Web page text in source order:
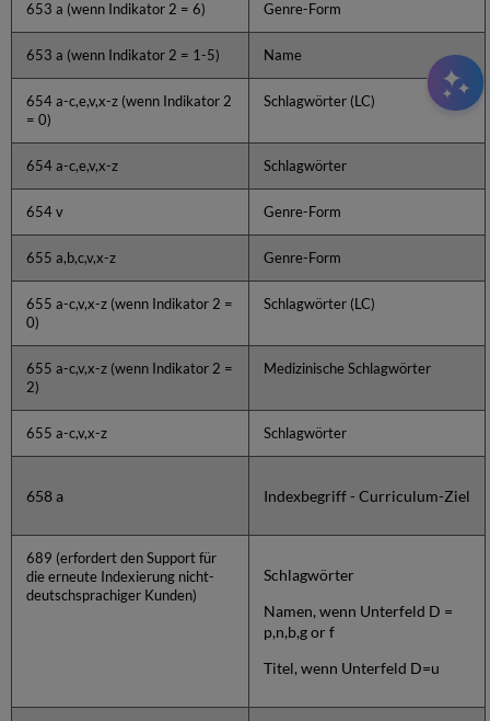
653 a (wenn Indikator 2 = 6) Genre-Form
653 a (wenn Indikator 2 = 1-5) Name
654 a-c,e,v,x-z (wenn Indikator 2
= 0)
Schlagwörter (LC)
654 a-c,e,v,x-z Schlagwörter
654 v Genre-Form
655 a,b,c,v,x-z Genre-Form
655 a-c,v,x-z (wenn Indikator 2 =
0)
Schlagwörter (LC)
655 a-c,v,x-z (wenn Indikator 2 =
2)
Medizinische Schlagwörter
655 a-c,v,x-z Schlagwörter
658 a Indexbegriff - Curriculum-Ziel
689 (erfordert den Support für
die erneute Indexierung nicht-
deutschsprachiger Kunden)
Schlagwörter
Namen, wenn Unterfeld D =
p,n,b,g or f
Titel, wenn Unterfeld D=u